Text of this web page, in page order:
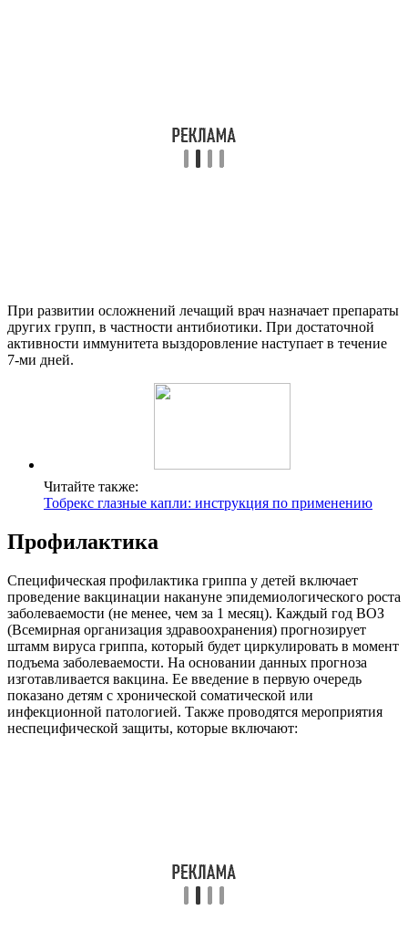
При развитии осложнений лечащий врач назначает препараты
других групп, в частности антибиотики. При достаточной
активности иммунитета выздоровление наступает в течение
7-ми дней.
Читайте также:
Тобрекс глазные капли: инструкция по применению
Профилактика
Специфическая профилактика гриппа у детей включает
проведение вакцинации накануне эпидемиологического роста
заболеваемости (не менее, чем за 1 месяц). Каждый год ВОЗ
(Всемирная организация здравоохранения) прогнозирует
штамм вируса гриппа, который будет циркулировать в момент
подъема заболеваемости. На основании данных прогноза
изготавливается вакцина. Ее введение в первую очередь
показано детям с хронической соматической или
инфекционной патологией. Также проводятся мероприятия
неспецифической защиты, которые включают: